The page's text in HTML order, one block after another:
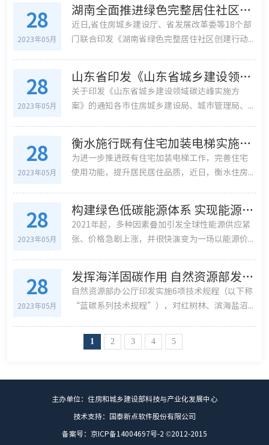
28
2023年05月
湖南全面推进绿色完整居住社区创建试点示范工作
近日,省住房城乡建设厅、省发展改革委等18个部
门联合印发《湖南省绿色完整居住社区创建行动...
28
2023年05月
山东省印发《山东省城乡建设领域碳达峰实施方案》
关于印发《山东省城乡建设领域碳达峰实施方
案》的通知各市住房城乡建设局、城市管理局、...
28
2023年05月
衡水施行既有住宅加装电梯实施细则
为进一步推进既有住宅加装电梯工作，完善住宅
使用功能，提升居民居住品质，近日，衡水住房...
28
2023年05月
构建绿色低碳能源体系 实现能源安全与可持续发展
2021年起，多种因素叠加引发全球性能源供应紧
张、价格急剧上涨，并很快演变为一场以能源价...
28
2023年05月
发挥海洋固碳作用 自然资源部发布蓝碳系列技术规程
自然资源部办公厅印发实施6项技术规程（以下称
“蓝碳系列技术规程”），对红树林、滨海盐沼...
1 2 3 4 5
主办单位：住房和城乡建设部科技与产业化发展中心
技术支持：国泰新点软件股份有限公司
备案号：京ICP备14004697号-2 ©2012-2015